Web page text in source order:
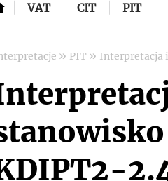
VAT CIT PIT
» PIT » Interpretacja